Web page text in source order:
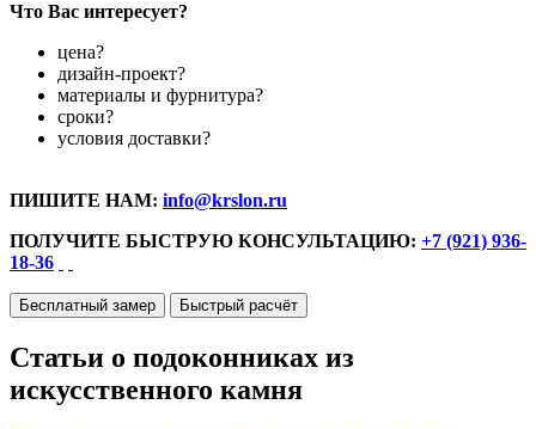
Что Вас интересует?
цена?
дизайн-проект?
материалы и фурнитура?
сроки?
условия доставки?
ПИШИТЕ НАМ: info@krslon.ru
ПОЛУЧИТЕ БЫСТРУЮ КОНСУЛЬТАЦИЮ: +7 (921) 936-
18-36
Бесплатный замер Быстрый расчёт
Статьи о подоконниках из
искусственного камня